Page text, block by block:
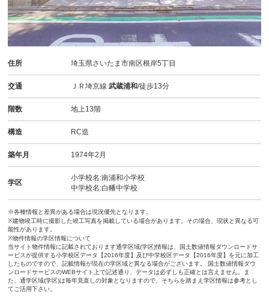
住所 埼玉県さいたま市南区根岸5丁目
交通 ＪＲ埼京線武蔵浦和/徒歩13分
階数 地上13階
構造 RC造
築年月 1974年2月
学区
小学校名:南浦和小学校
中学校名:白幡中学校
※各種情報と差異がある場合は現況優先となります。
※建物竣工時に撮影した竣工写真を掲載している場合があります。その場合、現状と異なる可
能性があります。
※物件情報の学区情報について
当サイト物件情報に記載されております通学区域(学区)情報は、国土数値情報ダウンロードサ
ービスが提供する小学校区データ【2016年度】及び中学校区データ【2016年度】を元に加工
したものですので、記載情報が現在の学区域と異なる場合がございます。 国土数値情報ダウ
ンロードサービスのWEBサイト上で記述通り、データは必ずしも正確とは言えません。ま
た、通学区域(学区)は毎年見直しの対象となりますので、そちらを踏まえ学区情報は参考とし
てご活用下さい。